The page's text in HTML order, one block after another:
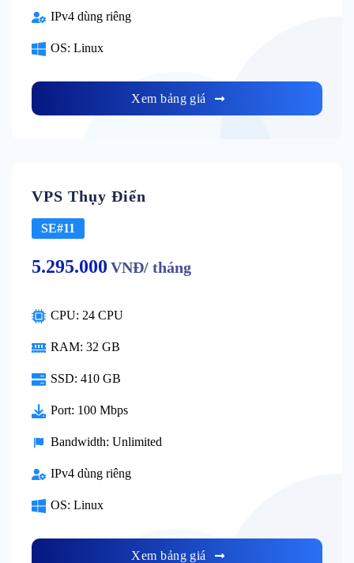
IPv4 dùng riêng
OS: Linux
Xem bảng giá
VPS Thụy Điển
SE#11
5.295.000 VNĐ/ tháng
CPU: 24 CPU
RAM: 32 GB
SSD: 410 GB
Port: 100 Mbps
Bandwidth: Unlimited
IPv4 dùng riêng
OS: Linux
Xem bảng giá